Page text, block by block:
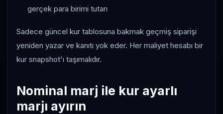
gerçek para birimi tutarı
Sadece güncel kur tablosuna bakmak geçmiş siparişi
yeniden yazar ve kanıtı yok eder. Her maliyet hesabı bir
kur snapshot'ı taşımalıdır.
Nominal marj ile kur ayarlı
marjı ayırın